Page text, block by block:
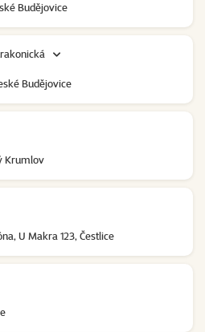
Budějovice
Budějovice
Krumlov
U Makra 123, Čestlice